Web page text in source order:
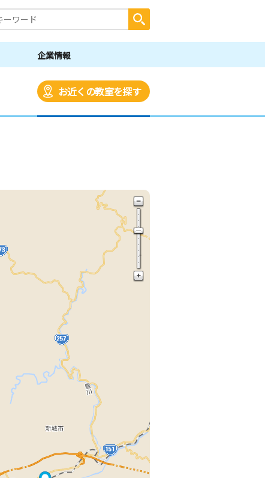
企業情報
お近くの教室を探す